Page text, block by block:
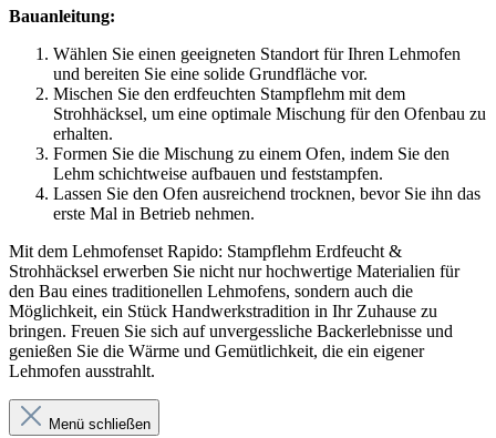
Bauanleitung:
Wählen Sie einen geeigneten Standort für Ihren Lehmofen
und bereiten Sie eine solide Grundfläche vor.
Mischen Sie den erdfeuchten Stampflehm mit dem
Strohhäcksel, um eine optimale Mischung für den Ofenbau zu
erhalten.
Formen Sie die Mischung zu einem Ofen, indem Sie den
Lehm schichtweise aufbauen und feststampfen.
Lassen Sie den Ofen ausreichend trocknen, bevor Sie ihn das
erste Mal in Betrieb nehmen.
Mit dem Lehmofenset Rapido: Stampflehm Erdfeucht &
Strohhäcksel erwerben Sie nicht nur hochwertige Materialien für
den Bau eines traditionellen Lehmofens, sondern auch die
Möglichkeit, ein Stück Handwerkstradition in Ihr Zuhause zu
bringen. Freuen Sie sich auf unvergessliche Backerlebnisse und
genießen Sie die Wärme und Gemütlichkeit, die ein eigener
Lehmofen ausstrahlt.
Menü schließen